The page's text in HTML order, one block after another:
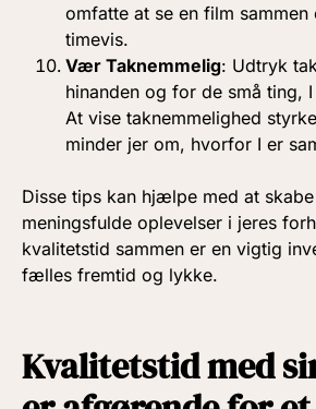
omfatte at se en film sammen
timevis.
Vær Taknemmelig: Udtryk
hinanden og for de små ting,
At vise taknemmelighed
minder jer om, hvorfor I er
Disse tips kan hjælpe med at
meningsfulde oplevelser i jeres
kvalitetstid sammen er en vigtig
fælles fremtid og lykke.
Kvalitetstid med